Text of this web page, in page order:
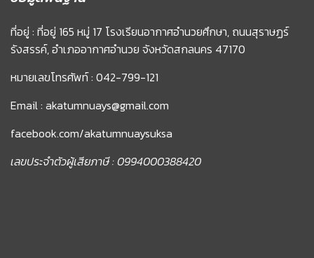
ที่อยู่ : ที่อยู่ 165 หมู่ 17 โรงเรียนอากาศอำนวยศึกษา, ถนนสุราษฏร์
รังสรรค์, อำเภออากาศอำนวย จังหวัดสกลนคร 47170
หมายเลขโทรศัพท์ : 042-799-121
Email : akatumnuays@gmail.com
facebook.com/akatumnuaysuksa
เลขประจำตัวผู้เสียภาษี : 0994000388420